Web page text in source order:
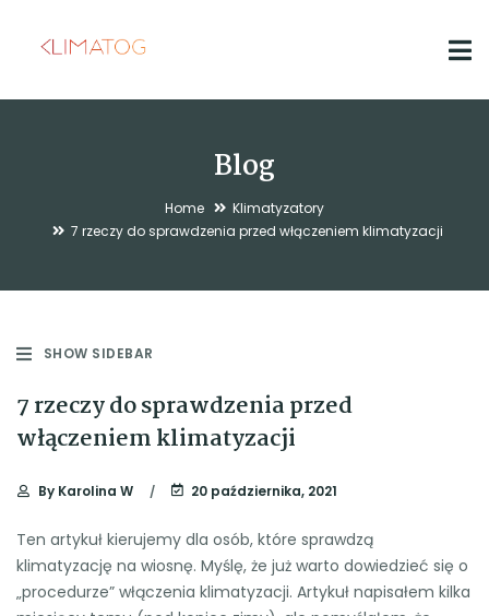
Blog
Home
Klimatyzatory
7 rzeczy do sprawdzenia przed włączeniem klimatyzacji
SHOW SIDEBAR
7 rzeczy do sprawdzenia przed
włączeniem klimatyzacji
By Karolina W 20 października, 2021
Ten artykuł kierujemy dla osób, które sprawdzą
klimatyzację na wiosnę. Myślę, że już warto dowiedzieć się o
„procedurze” włączenia klimatyzacji. Artykuł napisałem kilka